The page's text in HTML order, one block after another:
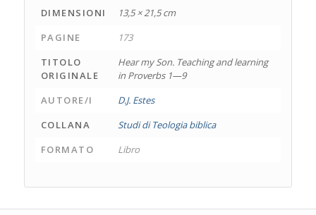
DIMENSIONI
13,5 × 21,5 cm
PAGINE
173
TITOLO
ORIGINALE
Hear my Son. Teaching and learning
in Proverbs 1—9
AUTORE/I
D.J. Estes
COLLANA
Studi di Teologia biblica
FORMATO
Libro